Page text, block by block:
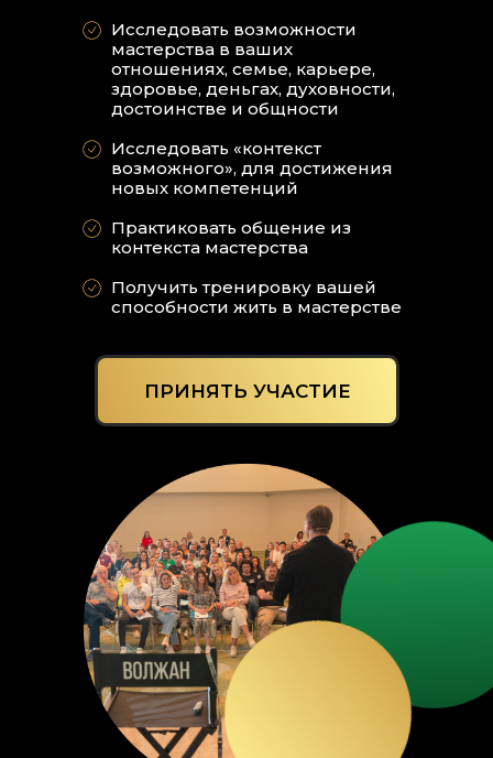
Исследовать возможности
мастерства в ваших
отношениях, семье, карьере,
здоровье, деньгах, духовности,
достоинстве и общности
Исследовать «контекст
возможного», для достижения
новых компетенций
Практиковать общение из
контекста мастерства
Получить тренировку вашей
способности жить в мастерстве
ПРИНЯТЬ УЧАСТИЕ